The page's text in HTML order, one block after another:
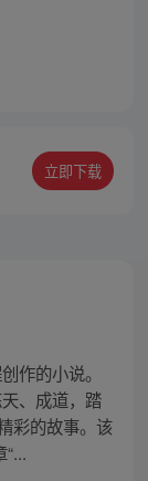
立即下载
作的小说。
、成道，踏
彩的故事。该